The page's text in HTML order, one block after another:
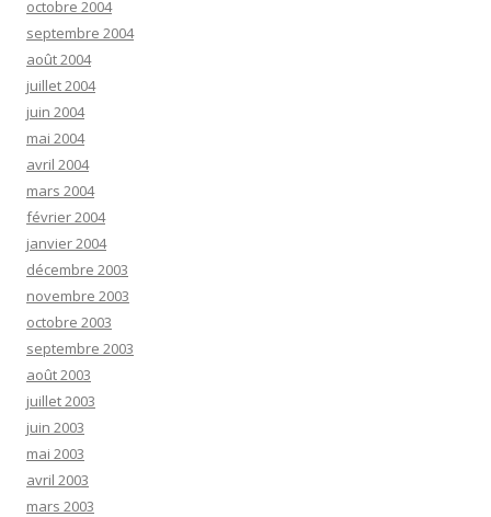
octobre 2004
septembre 2004
août 2004
juillet 2004
juin 2004
mai 2004
avril 2004
mars 2004
février 2004
janvier 2004
décembre 2003
novembre 2003
octobre 2003
septembre 2003
août 2003
juillet 2003
juin 2003
mai 2003
avril 2003
mars 2003